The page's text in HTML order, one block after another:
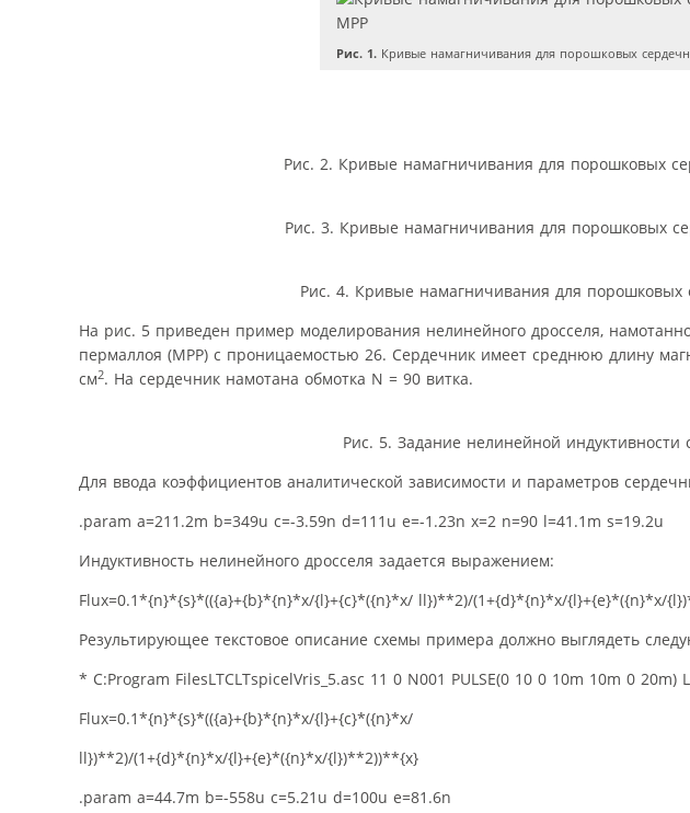
Рис. 1. Кривые намагничивания для порошковых
Рис. 2. Кривые намагничивания для порошковых
Рис. 3. Кривые намагничивания для порошковых
Рис. 4. Кривые намагничивания для порошковых
На рис. 5 приведен пример моделирования нелинейного дросселя,
пермаллоя (MPP) с проницаемостью 26. Сердечник имеет среднюю длину
см2. На сердечник намотана обмотка N = 90 витка.
Рис. 5. Задание нелинейной
Для ввода коэффициентов аналитической зависимости и параметров
.param a=211.2m b=349u c=-3.59n d=111u e=-1.23n x=2 n=90 l=41.1m s=19.2u
Индуктивность нелинейного дросселя задается выражением:
Flux=0.1*{n}*{s}*(({a}+{b}*{n}*x/{l}+{c}*({n}*x/ ll})**2)/(1+{d}*{n}*x/{l}+{e}*({n}*x/
Результирующее текстовое описание схемы примера должно выглядеть
* C:Program FilesLTCLTspicelVris_5.asc 11 0 N001 PULSE(0 10 0 10m 10m 0 20m)
Flux=0.1*{n}*{s}*(({a}+{b}*{n}*x/{l}+{c}*({n}*x/
ll})**2)/(1+{d}*{n}*x/{l}+{e}*({n}*x/{l})**2))**{x}
.param a=44.7m b=-558u c=5.21u d=100u e=81.6n